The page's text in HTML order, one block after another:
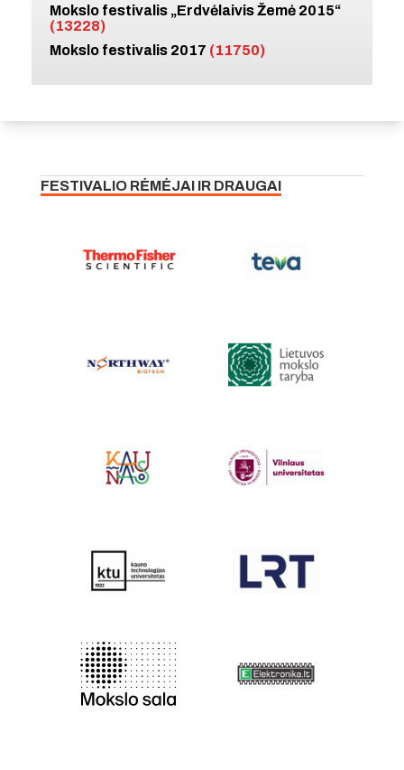
Mokslo festivalis „Erdvėlaivis Žemė 2015“
(13228)
Mokslo festivalis 2017 (11750)
FESTIVALIO RĖMĖJAI IR DRAUGAI